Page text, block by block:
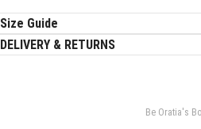
Size Guide
DELIVERY & RETURNS
Be Oratia's